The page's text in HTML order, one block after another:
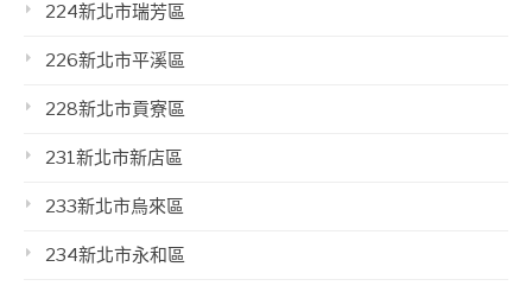
224新北市瑞芳區
226新北市平溪區
228新北市貢寮區
231新北市新店區
233新北市烏來區
234新北市永和區